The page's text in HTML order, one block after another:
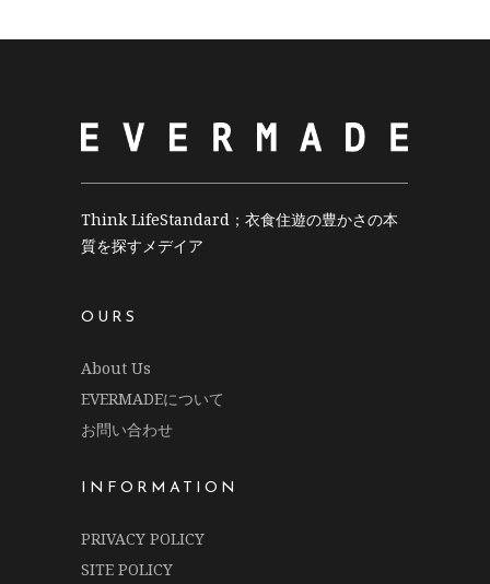
Think LifeStandard；衣食住遊の豊かさの本
質を探すメデイア
OURS
About Us
EVERMADEについて
お問い合わせ
INFORMATION
PRIVACY POLICY
SITE POLICY